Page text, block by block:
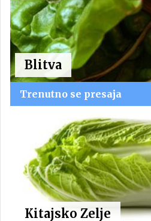
Blitva
Trenutno se presaja
Kitajsko Zelje